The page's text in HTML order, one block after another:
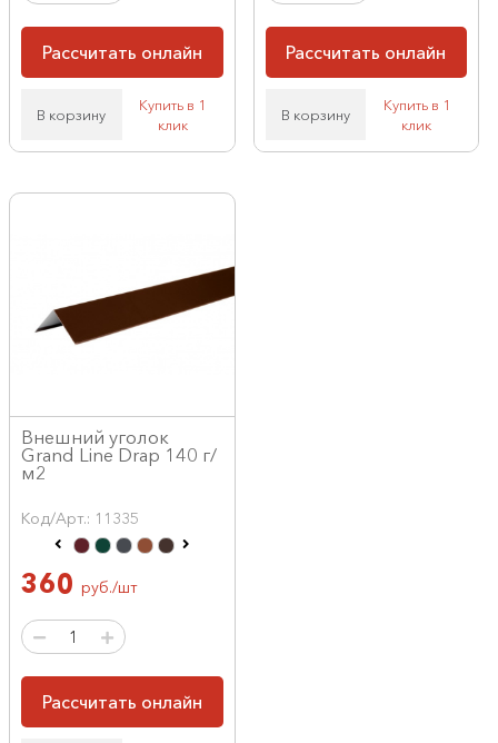
Рассчитать онлайн
В корзину
Купить в 1
клик
Рассчитать онлайн
В корзину
Купить в 1
клик
Внешний уголок
Grand Line Drap 140 г/
м2
Код/Арт.: 11335
360 руб./шт
Рассчитать онлайн